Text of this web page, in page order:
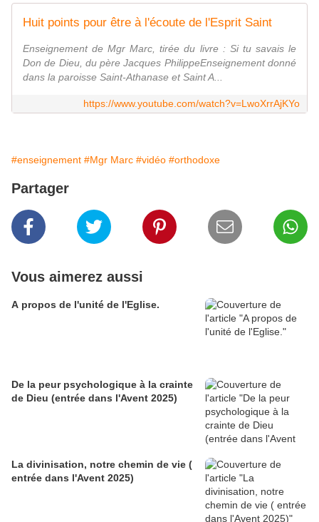
Huit points pour être à l'écoute de l'Esprit Saint
Enseignement de Mgr Marc, tirée du livre : Si tu savais le
Don de Dieu, du père Jacques PhilippeEnseignement donné
dans la paroisse Saint-Athanase et Saint A...
https://www.youtube.com/watch?v=LwoXrrAjKYo
#enseignement #Mgr Marc #vidéo #orthodoxe
Partager
Vous aimerez aussi
A propos de l'unité de l'Eglise.
De la peur psychologique à la crainte
de Dieu (entrée dans l'Avent 2025)
La divinisation, notre chemin de vie (
entrée dans l'Avent 2025)